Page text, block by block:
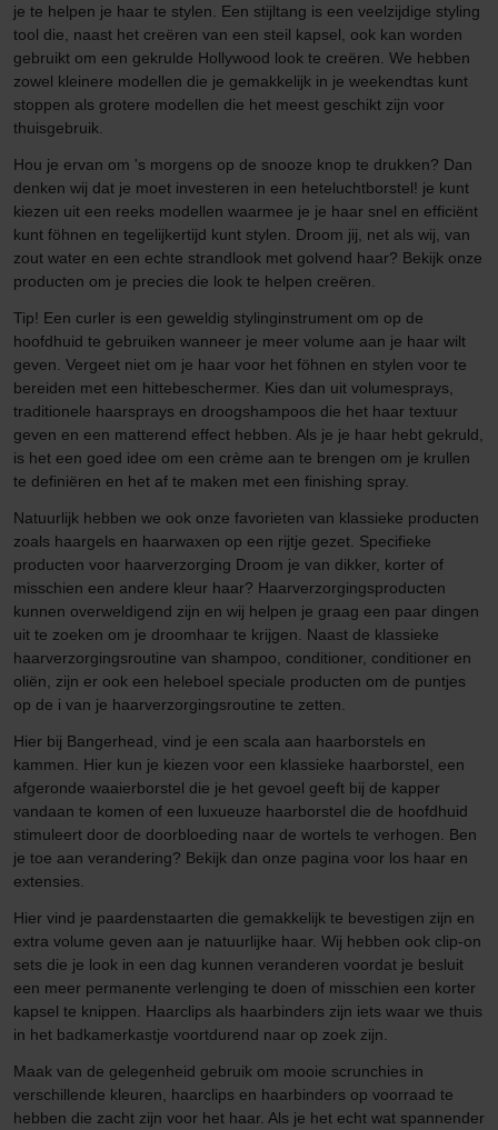
je te helpen je haar te stylen. Een stijltang is een veelzijdige styling
tool die, naast het creëren van een steil kapsel, ook kan worden
gebruikt om een gekrulde Hollywood look te creëren. We hebben
zowel kleinere modellen die je gemakkelijk in je weekendtas kunt
stoppen als grotere modellen die het meest geschikt zijn voor
thuisgebruik.
Hou je ervan om 's morgens op de snooze knop te drukken? Dan
denken wij dat je moet investeren in een heteluchtborstel! je kunt
kiezen uit een reeks modellen waarmee je je haar snel en efficiënt
kunt föhnen en tegelijkertijd kunt stylen. Droom jij, net als wij, van
zout water en een echte strandlook met golvend haar? Bekijk onze
producten om je precies die look te helpen creëren.
Tip! Een curler is een geweldig stylinginstrument om op de
hoofdhuid te gebruiken wanneer je meer volume aan je haar wilt
geven. Vergeet niet om je haar voor het föhnen en stylen voor te
bereiden met een hittebeschermer. Kies dan uit volumesprays,
traditionele haarsprays en droogshampoos die het haar textuur
geven en een matterend effect hebben. Als je je haar hebt gekruld,
is het een goed idee om een crème aan te brengen om je krullen
te definiëren en het af te maken met een finishing spray.
Natuurlijk hebben we ook onze favorieten van klassieke producten
zoals haargels en haarwaxen op een rijtje gezet. Specifieke
producten voor haarverzorging Droom je van dikker, korter of
misschien een andere kleur haar? Haarverzorgingsproducten
kunnen overweldigend zijn en wij helpen je graag een paar dingen
uit te zoeken om je droomhaar te krijgen. Naast de klassieke
haarverzorgingsroutine van shampoo, conditioner, conditioner en
oliën, zijn er ook een heleboel speciale producten om de puntjes
op de i van je haarverzorgingsroutine te zetten.
Hier bij Bangerhead, vind je een scala aan haarborstels en
kammen. Hier kun je kiezen voor een klassieke haarborstel, een
afgeronde waaierborstel die je het gevoel geeft bij de kapper
vandaan te komen of een luxueuze haarborstel die de hoofdhuid
stimuleert door de doorbloeding naar de wortels te verhogen. Ben
je toe aan verandering? Bekijk dan onze pagina voor los haar en
extensies.
Hier vind je paardenstaarten die gemakkelijk te bevestigen zijn en
extra volume geven aan je natuurlijke haar. Wij hebben ook clip-on
sets die je look in een dag kunnen veranderen voordat je besluit
een meer permanente verlenging te doen of misschien een korter
kapsel te knippen. Haarclips als haarbinders zijn iets waar we thuis
in het badkamerkastje voortdurend naar op zoek zijn.
Maak van de gelegenheid gebruik om mooie scrunchies in
verschillende kleuren, haarclips en haarbinders op voorraad te
hebben die zacht zijn voor het haar. Als je het echt wat spannender